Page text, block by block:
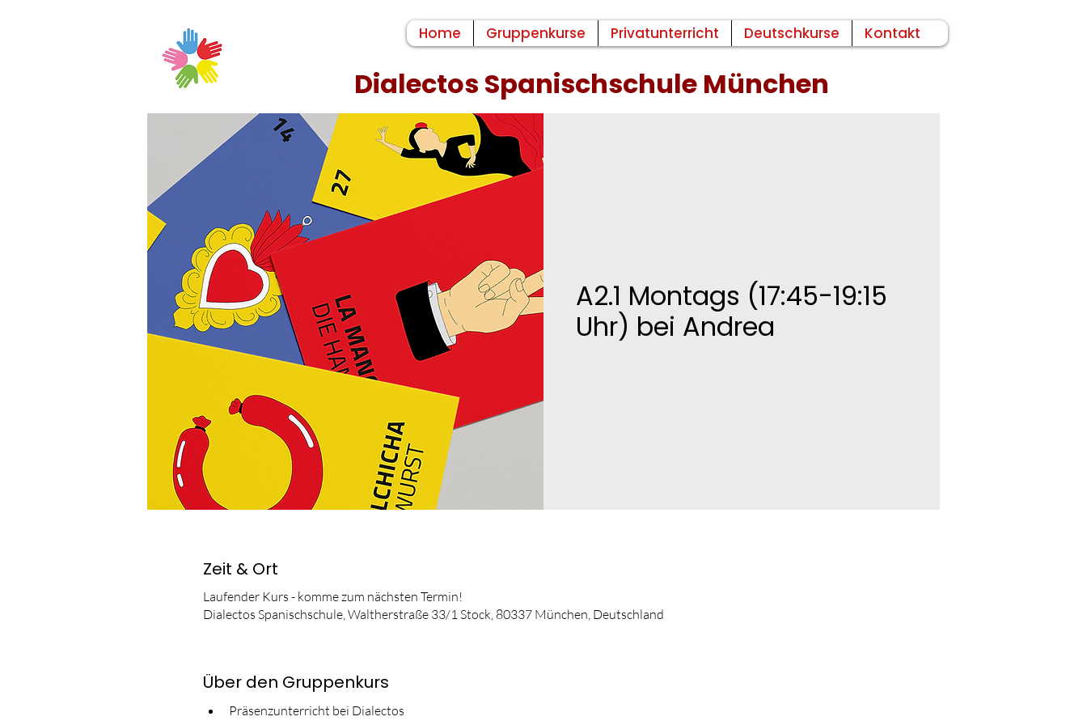
Home Gruppenkurse Privatunterricht Deutschkurse Kontakt
Dialectos Spanischschule München
A2.1 Montags (17:45-19:15
Uhr) bei Andrea
Zeit & Ort
Laufender Kurs - komme zum nächsten Termin!
Dialectos Spanischschule, Waltherstraße 33/1 Stock, 80337 München, Deutschland
Über den Gruppenkurs
Präsenzunterricht bei Dialectos